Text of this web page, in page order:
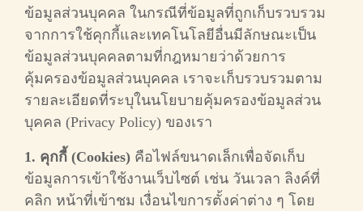
ข้อมูลส่วนบุคคล ในกรณีที่ข้อมูลที่ถูกเก็บรวบรวม
จากการใช้คุกกี้และเทคโนโลยีอื่นมีลักษณะเป็น
ข้อมูลส่วนบุคคลตามที่กฎหมายว่าด้วยการ
คุ้มครองข้อมูลส่วนบุคคล เราจะเก็บรวบรวมตาม
รายละเอียดที่ระบุในนโยบายคุ้มครองข้อมูลส่วน
บุคคล (Privacy Policy) ของเรา
1. คุกกี้ (Cookies) คือไฟล์ขนาดเล็กเพื่อจัดเก็บ
ข้อมูลการเข้าใช้งานเว็บไซต์ เช่น วันเวลา ลิงค์ที่
คลิก หน้าที่เข้าชม เงื่อนไขการตั้งค่าต่าง ๆ โดย